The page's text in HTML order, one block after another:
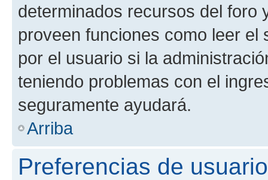
determinados recursos del foro
proveen funciones como leer el
por el usuario si la
teniendo problemas con el
seguramente ayudará.
Arriba
Preferencias de